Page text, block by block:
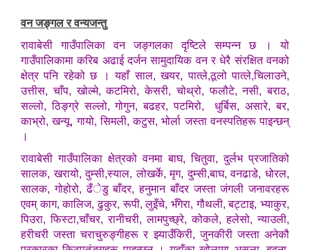
वन जङ्गल र वन्यजन्तु
रावाबेसी गाउँपालिका वन जङ्गलका दृष्टिले सम्पन्न छ । यो
गाउँपालिकामा करिब अढाई दर्जन सामुदायिक वन र धेरै संरक्षित वनको
क्षेत्र पनि रहेको छ । यहाँ साल, खयर, पात्ले,ठूलो पात्ले,चिलाउने,
उत्तीस, चाँप, खोल्मे, कटमिरो, केसरी, चोथ्रो, फलौटे, नसी, बराठ,
सल्लो, ठिङ्ग्रे सल्लो, गोगुन, बढहर, पटमिरो, धुर्बिस, असारे, बर,
काभ्रो, खन्यू, गायो, सिमली, कटुस, भोर्ला जस्ता वनस्पतिहरू पाइन्छन्
।
रावाबेसी गाउँपालिका क्षेत्रको वनमा बाघ, चितुवा, दुर्लभ प्रजातिको
सालक, खरायो, दुम्सी,स्याल, लोखर्के, मृग, दुम्सी,बाघ, वनढाडे, धोरल,
सालक, गोहोरो, ढँेडु बाँदर, हनुमान बाँदर जस्ता जंगली जनावरहरू
एवम् काग, कालिज, ढुकुर, रूपी, लुइँचे, भँगेरा, गौथली, बट्टाइ, भ्याकुर,
पिउरा, फिस्टा,चाँचर, रानीचरी, लामपुच्छ्रे, कोकले, हलेसो, न्याउली,
हरीचरी जस्ता चराचुरुङ्गीहरू र झ्याउँकिरी, जुनकीरी जस्ता अनेकौ